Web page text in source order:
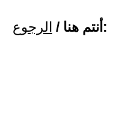
أنتم هنا / الرجوع :